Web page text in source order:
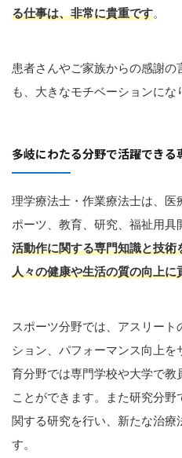
る仕事は、非常に貴重です。
患者さんやご家族からの感謝の
も、大きなモチベーションにな
多岐にわたる分野で活躍できる
理学療法士・作業療法士は、医
ポーツ、教育、研究、福祉用具
活動作に関する専門知識と技
人々の健康や生活の質の向上に
スポーツ分野では、アスリー
ション、パフォーマンス向上
育分野では専門学校や大学で教
ことができます。また研究分
関する研究を行い、新たな治療
す。